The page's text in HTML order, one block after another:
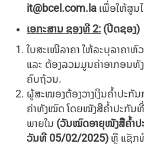
it@bcel.com.la ເພື່ອໃຫ້ສູນ
ເອກະສານ ຊອງທີ 2: (ປິດຊອງ)
ໃບສະເໜີລາຄາ ໃຫ້ລະບຸລາຄາ
ແລະ ຕ້ອງລວມມູນຄ່າອາກອນທັ
ຄົບຖ້ວນ.
ຜູ້ສະໜອງຕ້ອງວາງເງິນຄໍ້າປະກັ
ຄ່າທັງໝົດ ໂດຍໜັງສືຄໍ້າປະກັນ
ພາຍໃນ (ວັນໝົດອາຍຸໜັງສືຄໍ້າປ
ວັນທີ 05/02/2025) ຫຼື ແຊັກ